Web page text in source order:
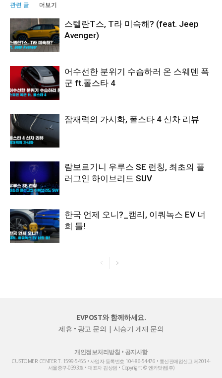
관련 글 더보기
스텔란T스, T라 미숙해? (feat. Jeep
Avenger)
어수선한 분위기 수습하러 온 스웨덴 폭
군 ft.폴스타 4
잠재력의 가시화, 폴스타 4 신차 리뷰
람보르기니 우루스 SE 런칭, 최초의 플
러그인 하이브리드 SUV
한국 언제 오니?_캠리, 이쿼녹스 EV 너
희 둘!
EVPOST와 함께하세요.
제휴 • 광고 문의 | 시승기 게재 문의
개인정보처리방침 • 공지사항
CUSTOMER CENTER T. 1599-5455 • 사업자 등록번호 104-86-54476 • 통신판매업신고 제2014-
서울중구-0393호 • 대표자 김상범 • Copyright © 엔카닷컴(주)